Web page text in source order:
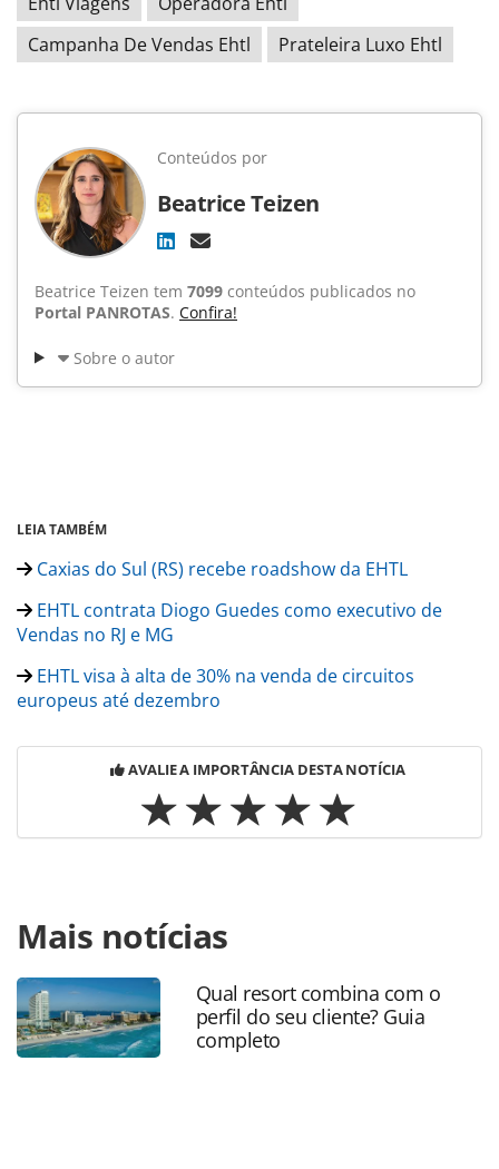
Campanha De Vendas Ehtl
Prateleira Luxo Ehtl
Conteúdos por
Beatrice Teizen
Beatrice Teizen tem 7099 conteúdos publicados no
Portal PANROTAS. Confira!
Sobre o autor
LEIA TAMBÉM
Caxias do Sul (RS) recebe roadshow da EHTL
EHTL contrata Diogo Guedes como executivo de
Vendas no RJ e MG
EHTL visa à alta de 30% na venda de circuitos
europeus até dezembro
AVALIE A IMPORTÂNCIA DESTA NOTÍCIA
https://www.panrotas.com.br/mercado/operadoras/2023/
lanca-prateleira-de-hoteis-de-luxo-no-brasil-e-nova-
campanha_200614.html ou as ferramentas oferecidas na
página. Todo o conteúdo produzido pela PANROTAS
Editora é protegido pela legislação brasileira sobre direito
autoral. Não reproduza o conteúdo sem autorização da
Mais notícias
Qual resort combina com o
perfil do seu cliente? Guia
completo